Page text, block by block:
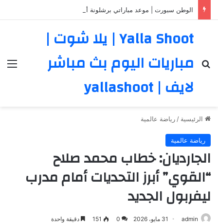
Yalla Shoot | يلا شوت |
مباريات اليوم بث مباشر
لايف | yallashoot
بحث عن
الرئيسية / رياضة عالمية
رياضة عالمية
الجارديان: خطاب محمد صلاح
“القوي” أبرز التحديات أمام مدرب
ليفربول الجديد
admin 31 مايو، 2026 0
151 دقيقة واحدة